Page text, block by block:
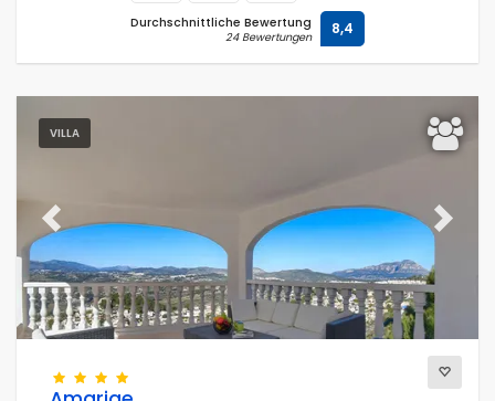
Durchschnittliche Bewertung
24 Bewertungen 8,4
VILLA
Previous Next